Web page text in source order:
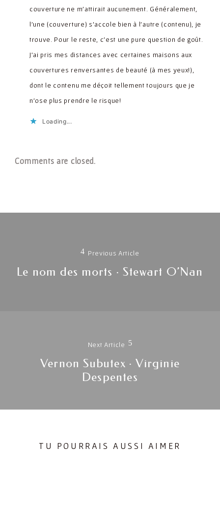
couverture ne m’attirait aucunement. Généralement,
l’une (couverture) s’accole bien à l’autre (contenu), je
trouve. Pour le reste, c’est une pure question de goût.
J’ai pris mes distances avec certaines maisons aux
couvertures renversantes de beauté (à mes yeux!),
dont le contenu me déçoit tellement toujours que je
n’ose plus prendre le risque!
Loading...
Comments are closed.
Previous Article
Previous
Le nom des morts · Stewart O’Nan
Next Article
Next
post:
Vernon Subutex · Virginie
Despentes
TU POURRAIS AUSSI AIMER